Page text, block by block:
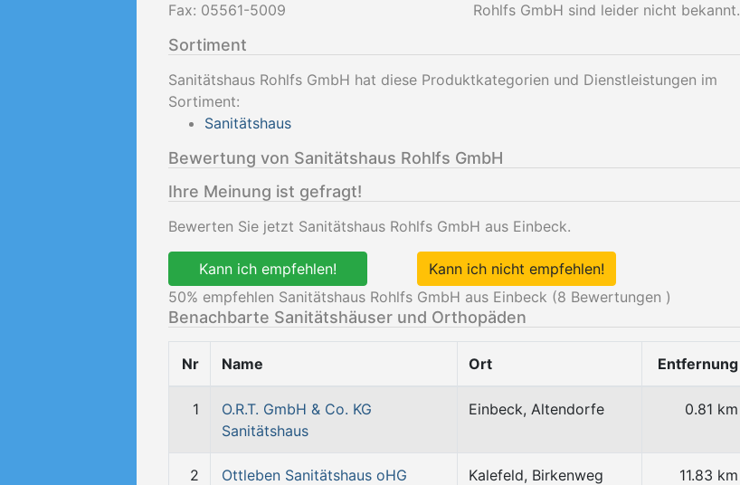
Fax: 05561-5009
Rohlfs GmbH sind leider nicht bekannt.
Sortiment
Sanitätshaus Rohlfs GmbH hat diese Produktkategorien und Dienstleistungen im
Sortiment:
Sanitätshaus
Bewertung von Sanitätshaus Rohlfs GmbH
Ihre Meinung ist gefragt!
Bewerten Sie jetzt Sanitätshaus Rohlfs GmbH aus Einbeck.
Kann ich empfehlen!
Kann ich nicht empfehlen!
50% empfehlen Sanitätshaus Rohlfs GmbH aus Einbeck (8 Bewertungen )
Benachbarte Sanitätshäuser und Orthopäden
Nr Name Ort Entfernung
1
O.R.T. GmbH & Co. KG
Sanitätshaus
Einbeck, Altendorfe 0.81 km
2 Ottleben Sanitätshaus oHG Kalefeld, Birkenweg 11.83 km